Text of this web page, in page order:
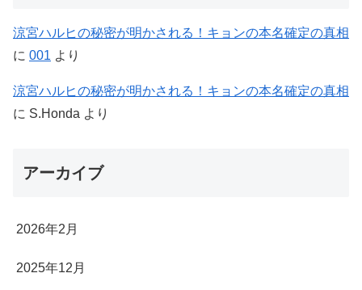
涼宮ハルヒの秘密が明かされる！キョンの本名確定の真相
に 001 より
涼宮ハルヒの秘密が明かされる！キョンの本名確定の真相
に S.Honda より
アーカイブ
2026年2月
2025年12月